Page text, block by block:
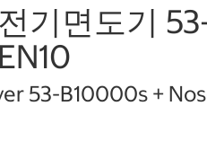
기면도기
53-B10000s +